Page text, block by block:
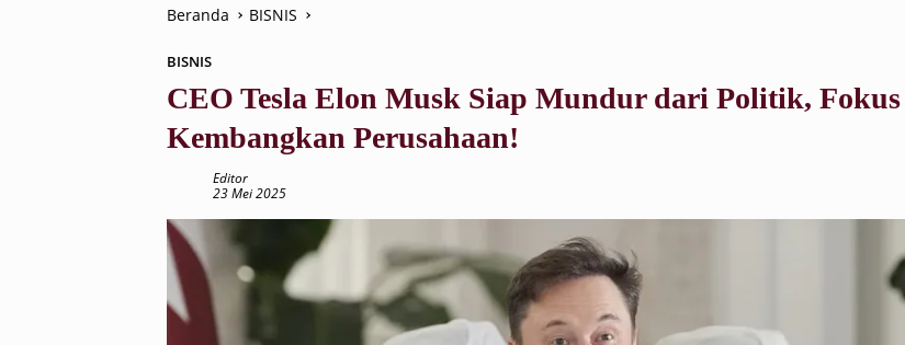
Beranda BISNIS
BISNIS
CEO Tesla Elon Musk Siap Mundur dari Politik, Fokus
Kembangkan Perusahaan!
Editor
23 Mei 2025